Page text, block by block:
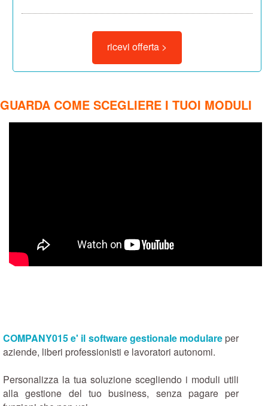
ricevi offerta >
GUARDA COME SCEGLIERE I TUOI MODULI
COMPANY015 e' il software gestionale modulare per
aziende, liberi professionisti e lavoratori autonomi.
Personalizza la tua soluzione scegliendo i moduli utili
alla gestione del tuo business, senza pagare per